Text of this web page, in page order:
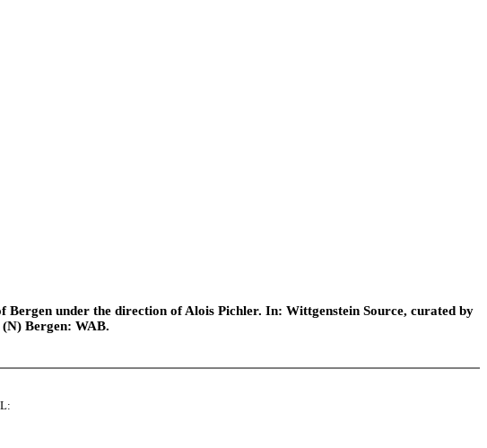
under the direction of Alois Pichler. In: Wittgenstein Source, curated by
Bergen: WAB.